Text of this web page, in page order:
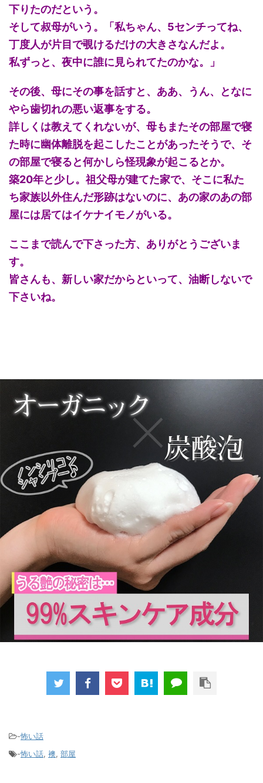
下りたのだという。
そして叔母がいう。「私ちゃん、5センチってね、
丁度人が片目で覗けるだけの大きさなんだよ。
私ずっと、夜中に誰に見られてたのかな。」
その後、母にその事を話すと、ああ、うん、となに
やら歯切れの悪い返事をする。
詳しくは教えてくれないが、母もまたその部屋で寝
た時に幽体離脱を起こしたことがあったそうで、そ
の部屋で寝ると何かしら怪現象が起こるとか。
築20年と少し。祖父母が建てた家で、そこに私た
ち家族以外住んだ形跡はないのに、あの家のあの部
屋には居てはイケナイモノがいる。
ここまで読んで下さった方、ありがとうございま
す。
皆さんも、新しい家だからといって、油断しないで
下さいね。
-怖い話
-怖い話, 襖, 部屋